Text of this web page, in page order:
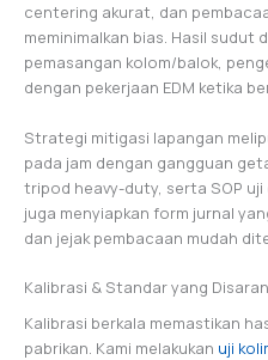
centering akurat, dan
meminimalkan bias. Hasil sudut
pemasangan kolom/balok,
dengan pekerjaan EDM ketika
Strategi mitigasi lapangan
pada jam dengan gangguan
tripod heavy-duty, serta SOP
juga menyiapkan form jurnal
dan jejak pembacaan mudah
Kalibrasi & Standar yang
Kalibrasi berkala memastikan
pabrikan. Kami melakukan uji